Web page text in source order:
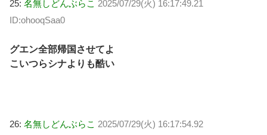
25: 名無しどんぶらこ 2025/07/29(火) 16:17:49.21
ID:ohooqSaa0
グエン全部帰国させてよ
こいつらシナよりも酷い
26: 名無しどんぶらこ 2025/07/29(火) 16:17:54.92